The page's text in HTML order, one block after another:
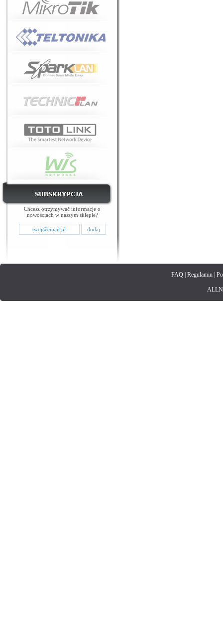
Chcesz otrzymywać informacje o
nowościach w naszym sklepie?
FAQ| Regulamin|